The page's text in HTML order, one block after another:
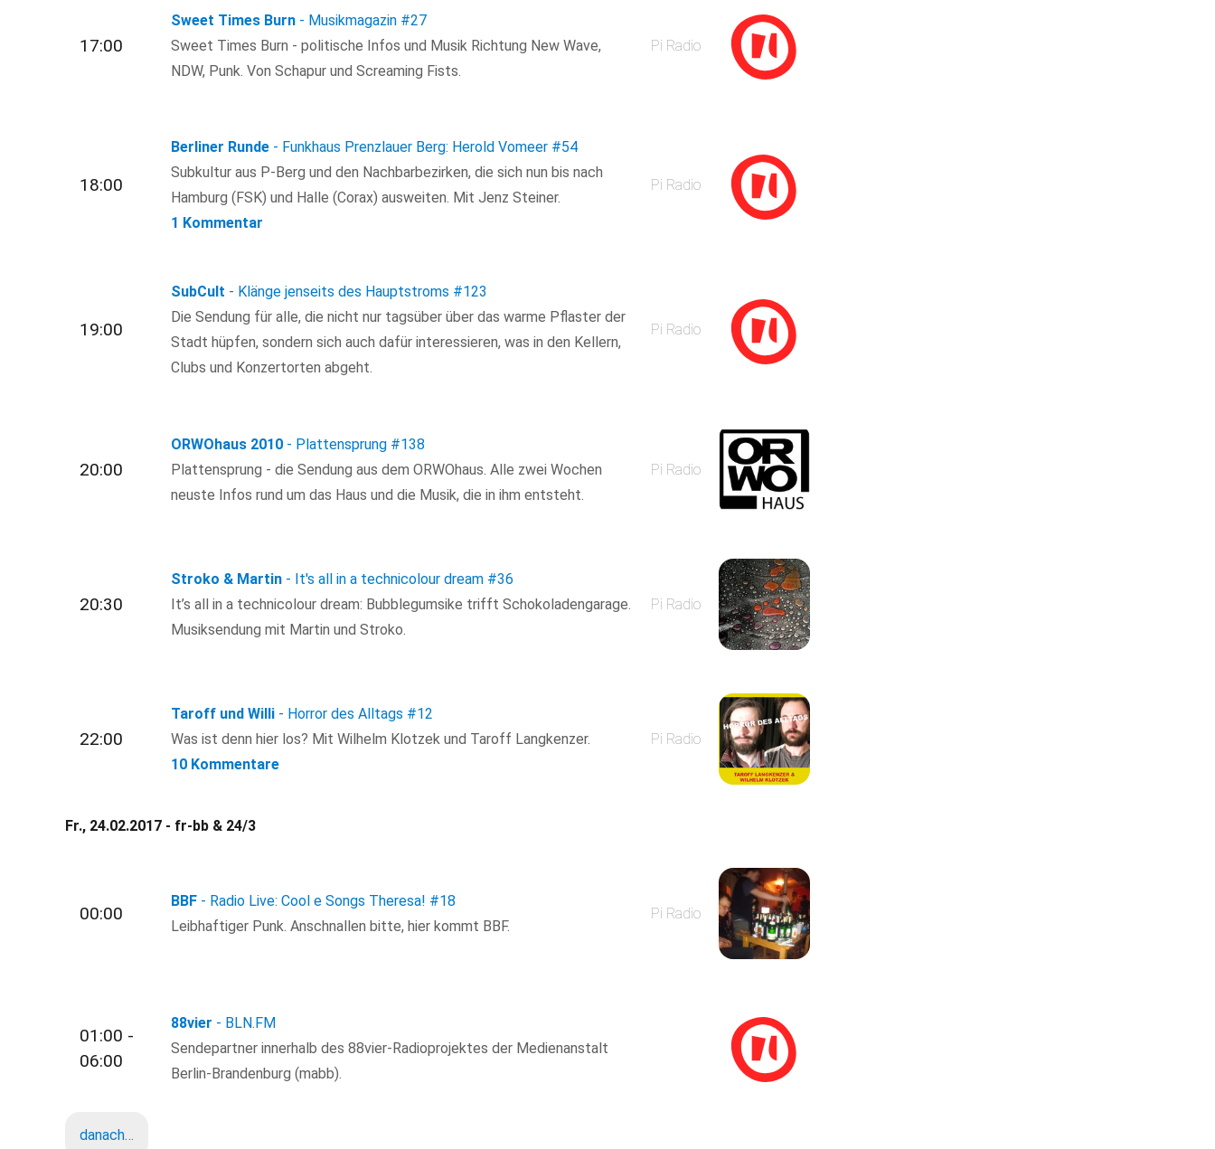
17:00
Sweet Times Burn - Musikmagazin #27
Sweet Times Burn - politische Infos und Musik Richtung New Wave,
NDW, Punk. Von Schapur und Screaming Fists.
Pi Radio
18:00
Berliner Runde - Funkhaus Prenzlauer Berg: Herold Vomeer #54
Subkultur aus P-Berg und den Nachbarbezirken, die sich nun bis nach
Hamburg (FSK) und Halle (Corax) ausweiten. Mit Jenz Steiner.
1 Kommentar
Pi Radio
19:00
SubCult - Klänge jenseits des Hauptstroms #123
Die Sendung für alle, die nicht nur tagsüber über das warme Pflaster der
Stadt hüpfen, sondern sich auch dafür interessieren, was in den Kellern,
Clubs und Konzertorten abgeht.
Pi Radio
20:00
ORWOhaus 2010 - Plattensprung #138
Plattensprung - die Sendung aus dem ORWOhaus. Alle zwei Wochen
neuste Infos rund um das Haus und die Musik, die in ihm entsteht.
Pi Radio
20:30
Stroko & Martin - It's all in a technicolour dream #36
It’s all in a technicolour dream: Bubblegumsike trifft Schokoladengarage.
Musiksendung mit Martin und Stroko.
Pi Radio
22:00
Taroff und Willi - Horror des Alltags #12
Was ist denn hier los? Mit Wilhelm Klotzek und Taroff Langkenzer.
10 Kommentare
Pi Radio
Fr., 24.02.2017 - fr-bb & 24/3
00:00
BBF - Radio Live: Cool e Songs Theresa! #18
Leibhaftiger Punk. Anschnallen bitte, hier kommt BBF.
Pi Radio
01:00 -
06:00
88vier - BLN.FM
Sendepartner innerhalb des 88vier-Radioprojektes der Medienanstalt
Berlin-Brandenburg (mabb).
danach…